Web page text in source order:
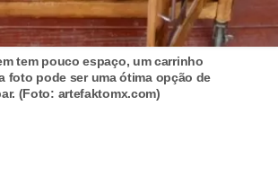
tem pouco espaço, um carrinho
foto pode ser uma ótima opção de
(Foto: artefaktomx.com)